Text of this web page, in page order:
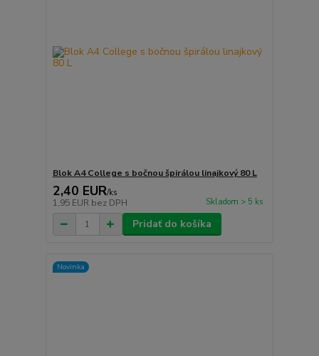
Blok A4 College s bočnou špirálou linajkový 80 L
2,40 EUR/ks
1,95 EUR bez DPH Skladom > 5 ks
Pridať do košíka
Novinka